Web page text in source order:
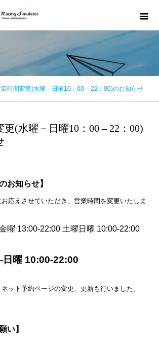
時間変更(水曜－日曜10：00 – 22：00)のお知らせ
更(水曜－日曜10：00 – 22：00)
お知らせ】
お応えさせていただき、営業時間を変更いたしま
曜 13:00-22:00 土曜日曜 10:00-22:00
日曜 10:00-22:00
ット予約ページの変更、更新も行いました。
い】